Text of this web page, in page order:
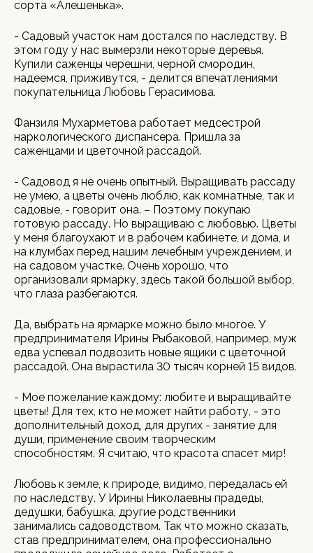
сорта «Алешенька».
- Садовый участок нам достался по наследству. В
этом году у нас вымерзли некоторые деревья.
Купили саженцы черешни, черной смородин,
надеемся, приживутся, - делится впечатлениями
покупательница Любовь Герасимова.
Фанзиля Мухарметова работает медсестрой
наркологического диспансера. Пришла за
саженцами и цветочной рассадой.
- Садовод я не очень опытный. Выращивать рассаду
не умею, а цветы очень люблю, как комнатные, так и
садовые, - говорит она. – Поэтому покупаю
готовую рассаду. Но выращиваю с любовью. Цветы
у меня благоухают и в рабочем кабинете, и дома, и
на клумбах перед нашим лечебным учреждением, и
на садовом участке. Очень хорошо, что
организовали ярмарку, здесь такой большой выбор,
что глаза разбегаются.
Да, выбрать на ярмарке можно было многое. У
предпринимателя Ирины Рыбаковой, например, муж
едва успевал подвозить новые ящики с цветочной
рассадой. Она вырастила 30 тысяч корней 15 видов.
- Мое пожелание каждому: любите и выращивайте
цветы! Для тех, кто не может найти работу, - это
дополнительный доход, для других - занятие для
души, применение своим творческим
способностям. Я считаю, что красота спасет мир!
Любовь к земле, к природе, видимо, передалась ей
по наследству. У Ирины Николаевны прадеды,
дедушки, бабушка, другие родственники
занимались садоводством. Так что можно сказать,
став предпринимателем, она профессионально